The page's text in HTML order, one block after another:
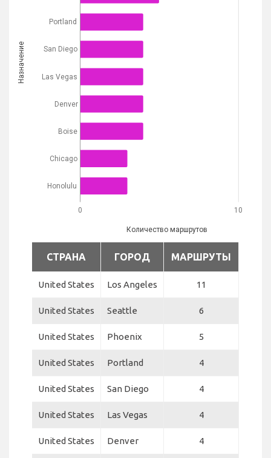
0 10
Количество маршрутов
Portland
San Diego
Las Vegas
Denver
Boise
Chicago
Honolulu
Назначение
СТРАНА ГОРОД МАРШРУТЫ
United States Los Angeles 11
United States Seattle 6
United States Phoenix 5
United States Portland 4
United States San Diego 4
United States Las Vegas 4
United States Denver 4